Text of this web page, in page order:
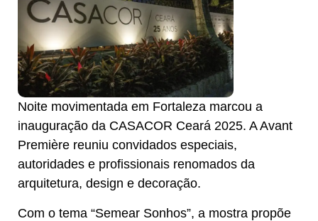
Noite movimentada em Fortaleza marcou a
inauguração da CASACOR Ceará 2025. A Avant
Première reuniu convidados especiais,
autoridades e profissionais renomados da
arquitetura, design e decoração.
Com o tema “Semear Sonhos”, a mostra propõe